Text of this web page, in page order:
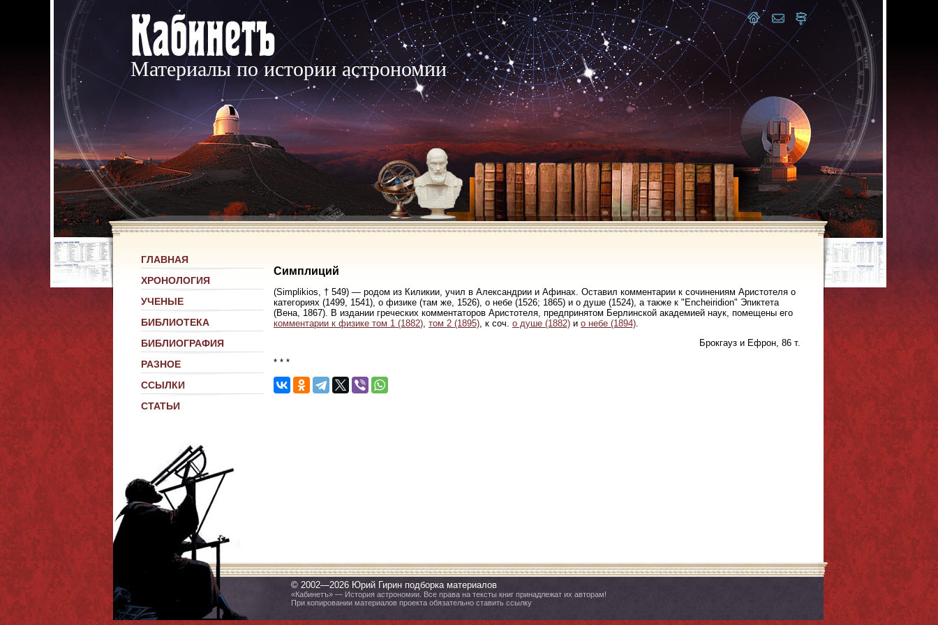
Материалы по истории астрономии
ГЛАВНАЯ
ХРОНОЛОГИЯ
УЧЕНЫЕ
БИБЛИОТЕКА
БИБЛИОГРАФИЯ
РАЗНОЕ
ССЫЛКИ
СТАТЬИ
Симплиций
(Simplikios, † 549) — родом из Киликии, учил в Александрии и Афинах. Оставил комментарии к сочинениям Аристотеля о
категориях (1499, 1541), о физике (там же, 1526), о небе (1526; 1865) и о душе (1524), а также к "Encheiridion" Эпиктета
(Вена, 1867). В издании греческих комментаторов Аристотеля, предпринятом Берлинской академией наук, помещены его
комментарии к физике том 1 (1882) том 2 (1895) , к соч. о душе (1882) и о небе (1894)
Брокгауз и Ефрон, 86 т.
* * *
© 2002—2026 Юрий Гирин подборка материалов
«Кабинетъ» — История астрономии. Все права на тексты книг принадлежат их авторам!
При копировании материалов проекта обязательно ставить ссылку